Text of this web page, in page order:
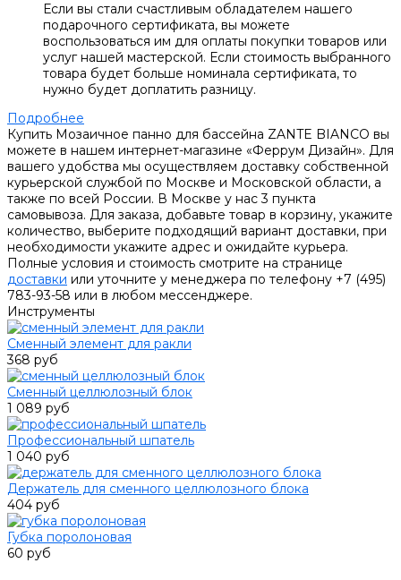
Если вы стали счастливым обладателем нашего
подарочного сертификата, вы можете
воспользоваться им для оплаты покупки товаров или
услуг нашей мастерской. Если стоимость выбранного
товара будет больше номинала сертификата, то
нужно будет доплатить разницу.
Подробнее
Купить Мозаичное панно для бассейна ZANTE BIANCO вы
можете в нашем интернет-магазине «Феррум Дизайн». Для
вашего удобства мы осуществляем доставку собственной
курьерской службой по Москве и Московской области, а
также по всей России. В Москве у нас 3 пункта
самовывоза. Для заказа, добавьте товар в корзину, укажите
количество, выберите подходящий вариант доставки, при
необходимости укажите адрес и ожидайте курьера.
Полные условия и стоимость смотрите на странице
доставки или уточните у менеджера по телефону +7 (495)
783-93-58 или в любом мессенджере.
Инструменты
Сменный элемент для ракли
368 руб
Сменный целлюлозный блок
1 089 руб
Профессиональный шпатель
1 040 руб
Держатель для сменного целлюлозного блока
404 руб
Губка поролоновая
60 руб